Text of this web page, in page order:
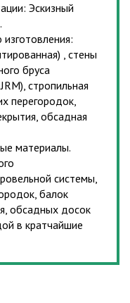
Эскизный
, стены
бруса
стропильная
перегородок,
обсадная
материалы.
системы,
балок
обсадных досок
в кратчайшие